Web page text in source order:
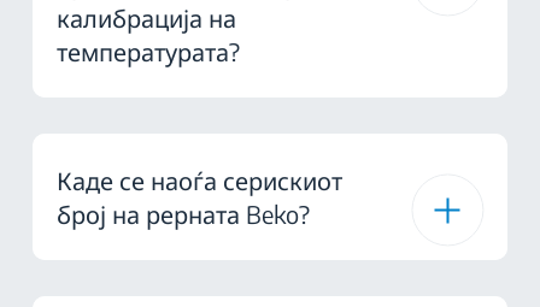
калибрација на
температурата?
Каде се наоѓа серискиот
број на рерната Beko?